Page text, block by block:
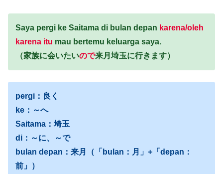
Saya pergi ke Saitama di bulan depan karena/oleh
karena itu mau bertemu keluarga saya.
（家族に会いたいので来月埼玉に行きます）
pergi：良く
ke：～へ
Saitama：埼玉
di：～に、～で
bulan depan：来月（「bulan：月」+「depan：
前」）